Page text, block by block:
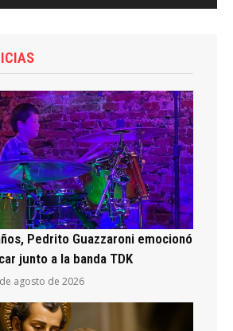
Pedrito Guazzaroni emocionó
junto a la banda TDK
agosto de 2026